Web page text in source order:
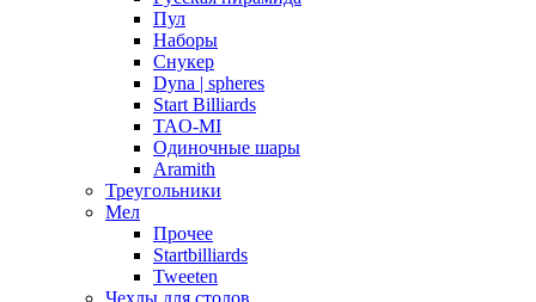
Пул
Наборы
Снукер
Dyna | spheres
Start Billiards
TAO-MI
Одиночные шары
Aramith
Треугольники
Мел
Прочее
Startbilliards
Tweeten